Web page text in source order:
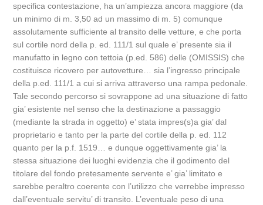
specifica contestazione, ha un’ampiezza ancora maggiore (da
un minimo di m. 3,50 ad un massimo di m. 5) comunque
assolutamente sufficiente al transito delle vetture, e che porta
sul cortile nord della p. ed. 111/1 sul quale e’ presente sia il
manufatto in legno con tettoia (p.ed. 586) delle (OMISSIS) che
costituisce ricovero per autovetture… sia l’ingresso principale
della p.ed. 111/1 a cui si arriva attraverso una rampa pedonale.
Tale secondo percorso si sovrappone ad una situazione di fatto
gia’ esistente nel senso che la destinazione a passaggio
(mediante la strada in oggetto) e’ stata impres(s)a gia’ dal
proprietario e tanto per la parte del cortile della p. ed. 112
quanto per la p.f. 1519… e dunque oggettivamente gia’ la
stessa situazione dei luoghi evidenzia che il godimento del
titolare del fondo pretesamente servente e’ gia’ limitato e
sarebbe peraltro coerente con l’utilizzo che verrebbe impresso
dall’eventuale servitu’ di transito. L’eventuale peso di una